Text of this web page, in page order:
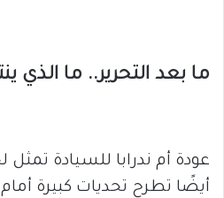
ما بعد التحرير.. ما الذي
عودة أم ندرابا للسيادة تمثل
أيضًا تطرح تحديات كبيرة